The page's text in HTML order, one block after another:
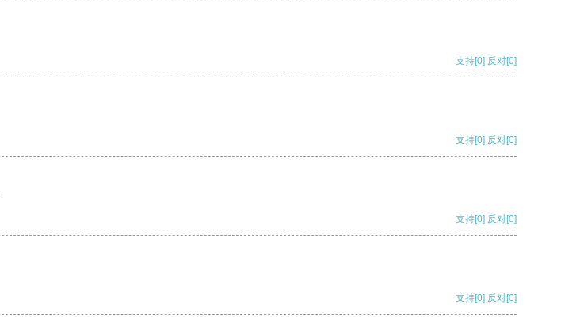
支持[0] 反对[0]
支持[0] 反对[0]
支持[0] 反对[0]
支持[0] 反对[0]